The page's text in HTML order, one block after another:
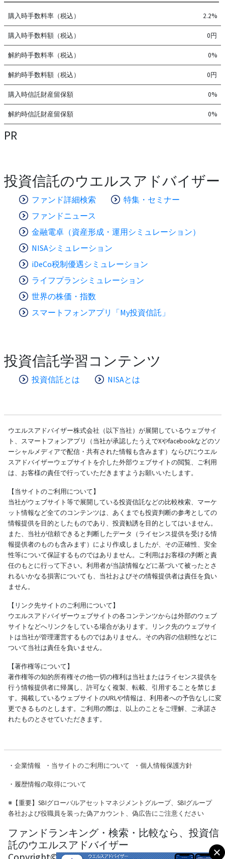
購入時手数料率（税込） 2.2%
購入時手数料額（税込） 0円
解約時手数料率（税込） 0%
解約時手数料額（税込） 0円
購入時信託財産留保額 0%
解約時信託財産留保額 0%
PR
投資信託のウエルスアドバイザー
ファンド詳細検索
特集・セミナー
ファンドニュース
金融電卓（資産形成・運用シミュレーション）
NISAシミュレーション
iDeCo税制優遇シミュレーション
ライフプランシミュレーション
世界の株価・指数
スマートフォンアプリ「My投資信託」
投資信託学習コンテンツ
投資信託とは NISAとは
ウエルスアドバイザー株式会社（以下当社）が展開しているウェブサイ
ト、スマートフォンアプリ（当社が承認したうえでXやfacebookなどのソ
ーシャルメディアで配信・共有された情報も含みます）ならびにウエル
スアドバイザーウェブサイトを介した外部ウェブサイトの閲覧、ご利用
は、お客様の責任で行っていただきますようお願いいたします。
【当サイトのご利用について】
当社がウェブサイト等で展開している投資信託などの比較検索、マーケ
ット情報など全てのコンテンツは、あくまでも投資判断の参考としての
情報提供を目的としたものであり、投資勧誘を目的としてはいません。
また、当社が信頼できると判断したデータ（ライセンス提供を受ける情
報提供者のものも含みます）により作成しましたが、その正確性、安全
性等について保証するものではありません。ご利用はお客様の判断と責
任のもとに行って下さい。利用者が当該情報などに基づいて被ったとさ
れるいかなる損害についても、当社およびその情報提供者は責任を負い
ません。
【リンク先サイトのご利用について】
ウエルスアドバイザーウェブサイトの各コンテンツからは外部のウェブ
サイトなどへリンクをしている場合があります。リンク先のウェブサイ
トは当社が管理運営するものではありません。その内容の信頼性などに
ついて当社は責任を負いません。
【著作権等について】
著作権等の知的所有権その他一切の権利は当社またはライセンス提供を
行う情報提供者に帰属し、許可なく複製、転載、引用することを禁じま
す。掲載しているウェブサイトのURLや情報は、利用者への予告なしに変
更できるものとします。ご利用の際は、以上のことをご理解、ご承諾さ
れたものとさせていただきます。
・ 企業情報 ・ 当サイトのご利用について ・ 個人情報保護方針
・ 履歴情報の取得について
※【重要】SBIグローバルアセットマネジメントグループ、SBIグループ
各社および役職員を装った偽アカウント、偽広告にご注意ください
ファンドランキング・検索・比較なら、投資信
託のウエルスアドバイザー